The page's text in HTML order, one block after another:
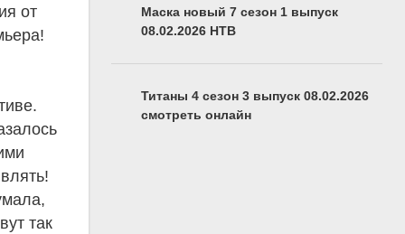
от
так
Маска новый 7 сезон 1 выпуск
08.02.2026 НТВ
Титаны 4 сезон 3 выпуск 08.02.2026
смотреть онлайн